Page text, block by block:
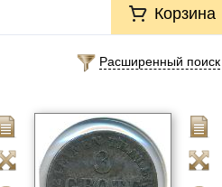
Корзина
Расширенный поиск